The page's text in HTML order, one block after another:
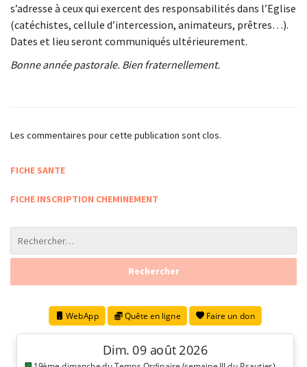
s’adresse à ceux qui exercent des responsabilités dans l’Eglise
(catéchistes, cellule d’intercession, animateurs, prêtres…).
Dates et lieu seront communiqués ultérieurement.
Bonne année pastorale. Bien fraternellement.
Les commentaires pour cette publication sont clos.
FICHE SANTE
FICHE INSCRIPTION CHEMINEMENT